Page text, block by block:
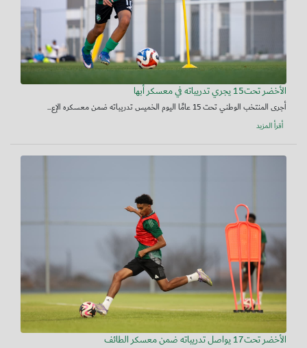
الأخضر تحت15 يجري تدريباته في معسكر أبها
أجرى المنتخب الوطني تحت 15 عامًا اليوم الخميس تدريباته ضمن معسكره الإع...
أقرأ المزيد
الأخضر تحت17 يواصل تدريباته ضمن معسكر الطائف